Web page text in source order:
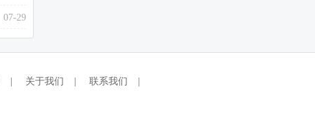
07-29
关于我们 联系我们